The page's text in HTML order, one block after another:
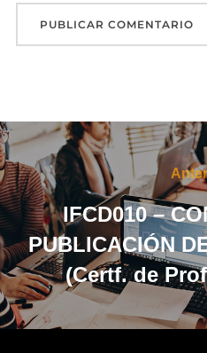
Navegación
de
entradasIFCD010 –
PUBLICACIÓN
(Certf. de